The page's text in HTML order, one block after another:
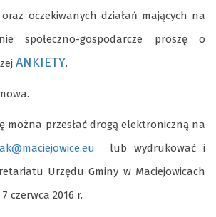
oczekiwanych działań mających na
społeczno-gospodarcze proszę o
ANKIETY.
można przesłać drogą elektroniczną na
lub wydrukować i
Urzędu Gminy w Maciejowicach
7 czerwca 2016 r.